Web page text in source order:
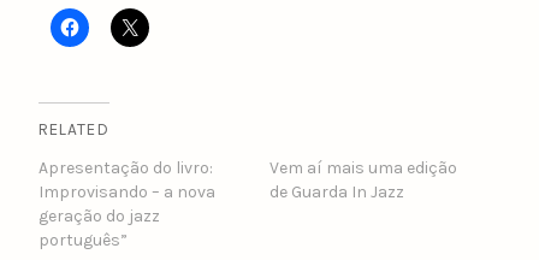
RELATED
Apresentação do livro:
Improvisando – a nova
geração do jazz
português”
Vem aí mais uma edição
de Guarda In Jazz